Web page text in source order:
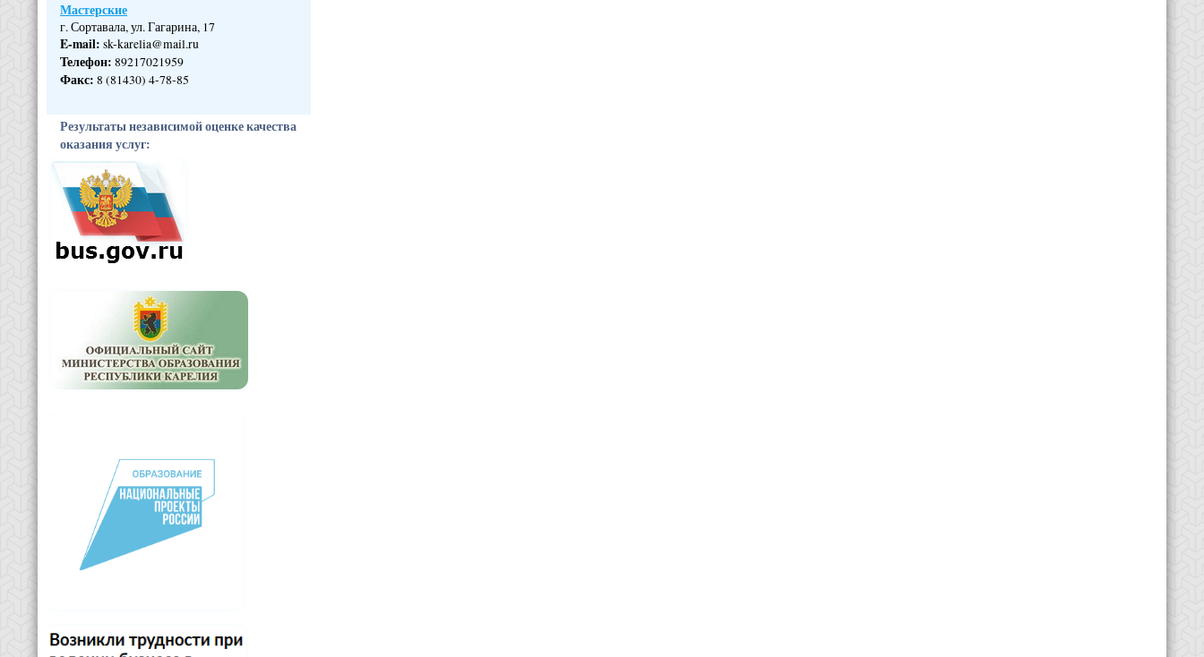
Мастерские
г. Сортавала, ул. Гагарина, 17
E-mail: sk-karelia@mail.ru
Телефон: 89217021959
Факс: 8 (81430) 4-78-85
Результаты независимой оценке качества
оказания услуг: